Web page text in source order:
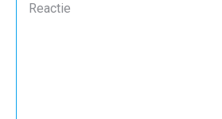
Reactie